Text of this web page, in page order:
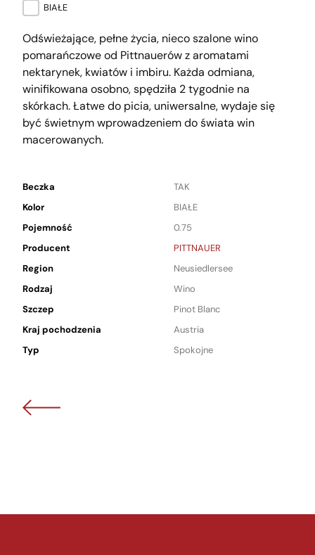
BIAŁE
Odświeżające, pełne życia, nieco szalone wino
pomarańczowe od Pittnauerów z aromatami
nektarynek, kwiatów i imbiru. Każda odmiana,
winifikowana osobno, spędziła 2 tygodnie na
skórkach. Łatwe do picia, uniwersalne, wydaje się
być świetnym wprowadzeniem do świata win
macerowanych.
Beczka
TAK
Kolor
BIAŁE
Pojemność
0.75
Producent
PITTNAUER
Region
Neusiedlersee
Rodzaj
Wino
Szczep
Pinot Blanc
Kraj pochodzenia
Austria
Typ
Spokojne